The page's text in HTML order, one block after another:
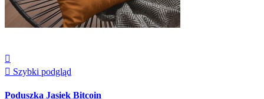

 Szybki podgląd
Poduszka Jasiek Bitcoin